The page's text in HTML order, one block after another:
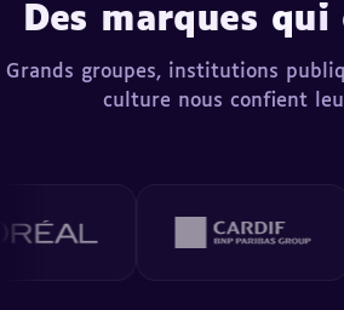
Des marques qui
Grands groupes, institutions
culture nous confient